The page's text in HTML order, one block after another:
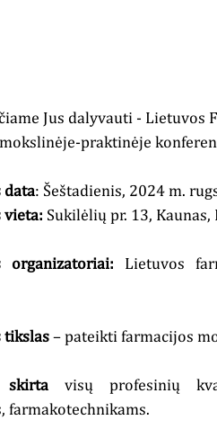
Jus dalyvauti - Lietuvos
praktinėje
data: Šeštadienis, 2024 m.
vieta: Sukilėlių pr. 13, Kaunas,
organizatoriai: Lietuvos
tikslas – pateikti farmacijos
skirta visų profesinių
farmakotechnikams.